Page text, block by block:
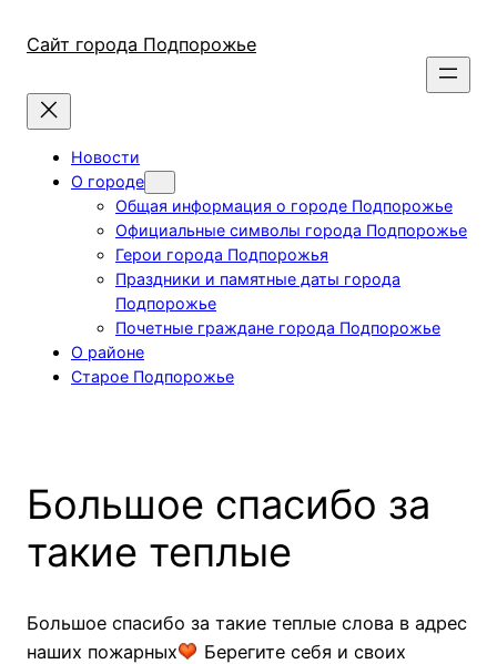
Сайт города Подпорожье
Новости
О городе
Общая информация о городе Подпорожье
Официальные символы города Подпорожье
Герои города Подпорожья
Праздники и памятные даты города
Подпорожье
Почетные граждане города Подпорожье
О районе
Старое Подпорожье
Большое спасибо за
такие теплые
Большое спасибо за такие теплые слова в адрес
наших пожарных
Берегите себя и своих